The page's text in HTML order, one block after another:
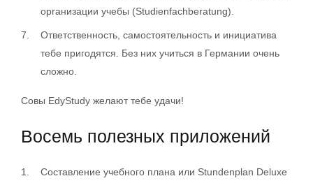
организации учебы (Studienfachberatung).
Ответственность, самостоятельность и инициатива
тебе пригодятся. Без них учиться в Германии очень
сложно.
Совы EdyStudy желают тебе удачи!
Восемь полезных приложений
Составление учебного плана или Stundenplan Deluxe